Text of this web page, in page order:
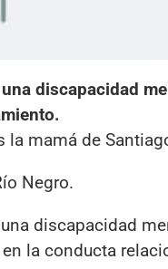
discapacidad
la mamá de
Negro.
discapacidad
la conducta